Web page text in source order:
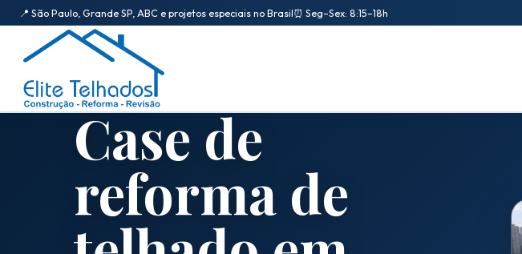
📍 São Paulo, Grande SP, ABC e projetos especiais no Brasil⏰ Seg–Sex: 8:15–18h
Elite Telhados
Sobre a Elite Telhados
SERVIÇOS E REFORMAS
Telhados Comerciais e Industriais
CASE TÉCNICO DOCUMENTADO
Case de
reforma de